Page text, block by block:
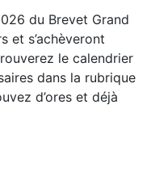
du Brevet Grand
et s’achèveront
le calendrier
dans la rubrique
d’ores et déjà